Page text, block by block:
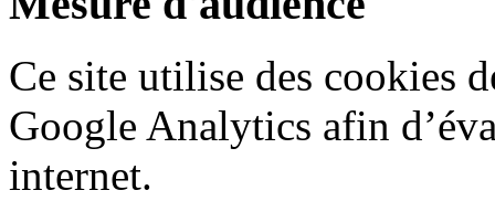
Ce site utilise des cookies
Google Analytics afin
internet.